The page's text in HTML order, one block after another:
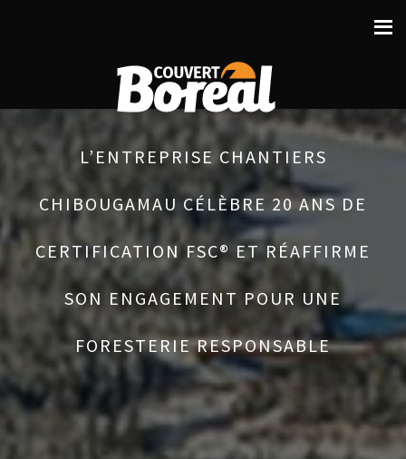
L’ENTREPRISE CHANTIERS
CHIBOUGAMAU CÉLÈBRE 20 ANS DE
CERTIFICATION FSC® ET RÉAFFIRME
SON ENGAGEMENT POUR UNE
FORESTERIE RESPONSABLE